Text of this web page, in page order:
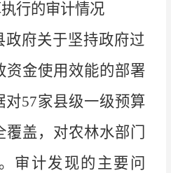
行的审计情况
政府关于坚持政府过
资金使用效能的部署
对57家县级一级预算
盖，对农林水部门
审计发现的主要问